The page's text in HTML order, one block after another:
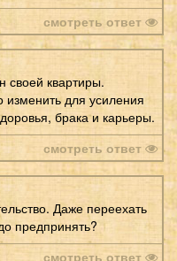
смотреть ответ
квартиры.
изменить для усиления
брака и карьеры.
смотреть ответ
Даже переехать
предпринять?
смотреть ответ